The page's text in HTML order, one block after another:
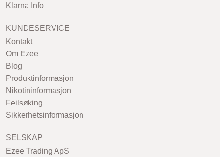
Klarna Info
KUNDESERVICE
Kontakt
Om Ezee
Blog
Produktinformasjon
Nikotininformasjon
Feilsøking
Sikkerhetsinformasjon
SELSKAP
Ezee Trading ApS